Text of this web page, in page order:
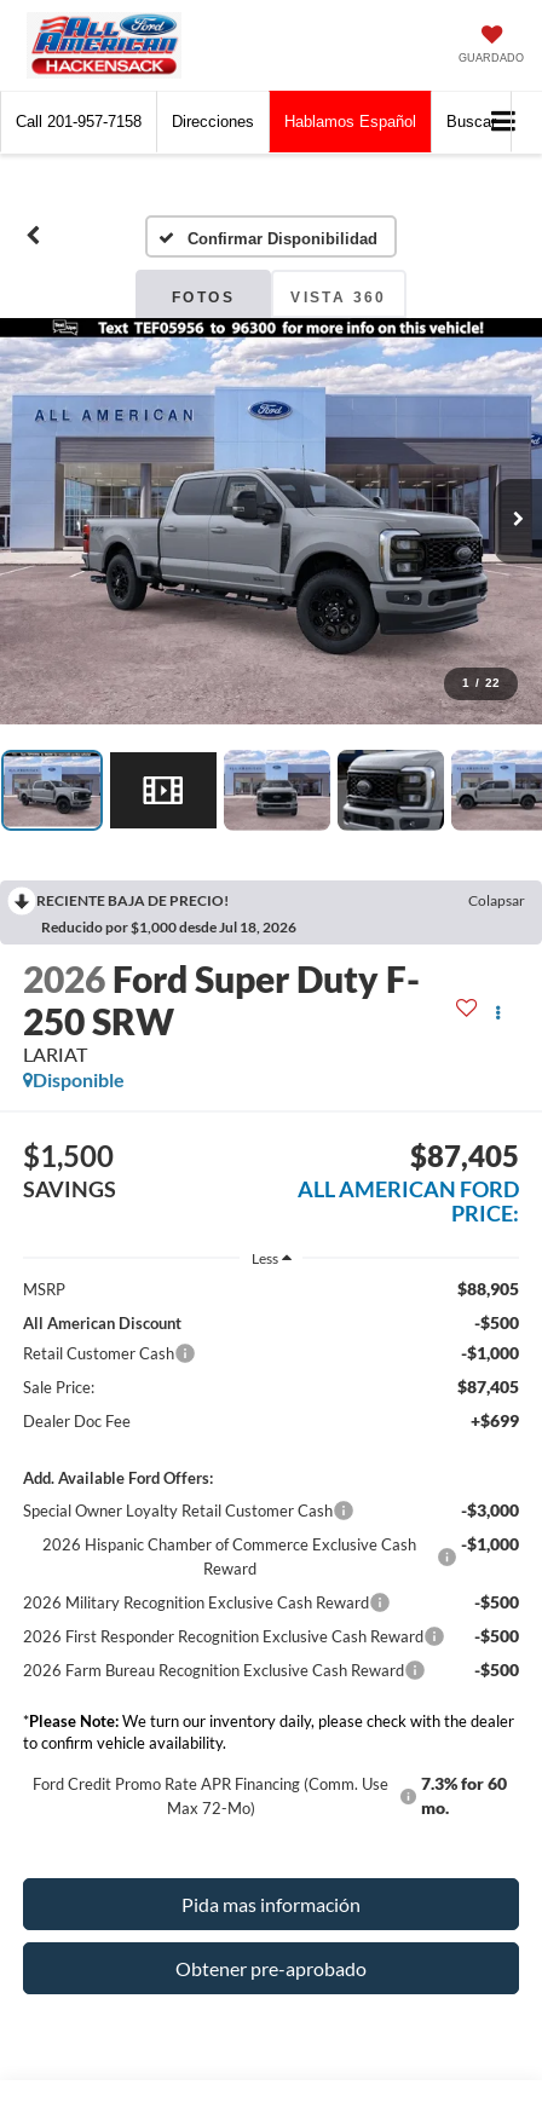
GUARDADO
Call 201-957-7158 Direcciones Hablamos Español Buscar
Confirmar Disponibilidad
FOTOS VISTA 360
1 / 22
RECIENTE BAJA DE PRECIO!
Colapsar
Reducido por $1,000 desde Jul 18, 2026
2026 Ford Super Duty F-
250 SRW
LARIAT
Disponible
$1,500
SAVINGS
$87,405
ALL AMERICAN FORD
PRICE:
Less
MSRP $88,905
All American Discount -$500
Retail Customer Cash -$1,000
Sale Price: $87,405
Dealer Doc Fee +$699
Add. Available Ford Offers:
Special Owner Loyalty Retail Customer Cash
-$3,000
2026 Hispanic Chamber of Commerce Exclusive Cash
Reward
-$1,000
2026 Military Recognition Exclusive Cash Reward -$500
2026 First Responder Recognition Exclusive Cash Reward -$500
2026 Farm Bureau Recognition Exclusive Cash Reward -$500
*Please Note:We turn our inventory daily, please check with the dealer
to confirm vehicle availability.
Ford Credit Promo Rate APR Financing (Comm. Use
Max 72-Mo)
7.3% for 60
mo.
Pida mas información
Obtener pre-aprobado